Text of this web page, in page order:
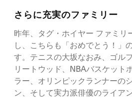
さらに充実のファミリー
昨年、タグ・ホイヤー ファミリ
し、こちらも「おめでとう！」
す。テニスの大坂なおみ、ゴル
リートウッド、NBAバスケット
ラー、オリンピックランナーの
ン、そして実力派俳優のライア